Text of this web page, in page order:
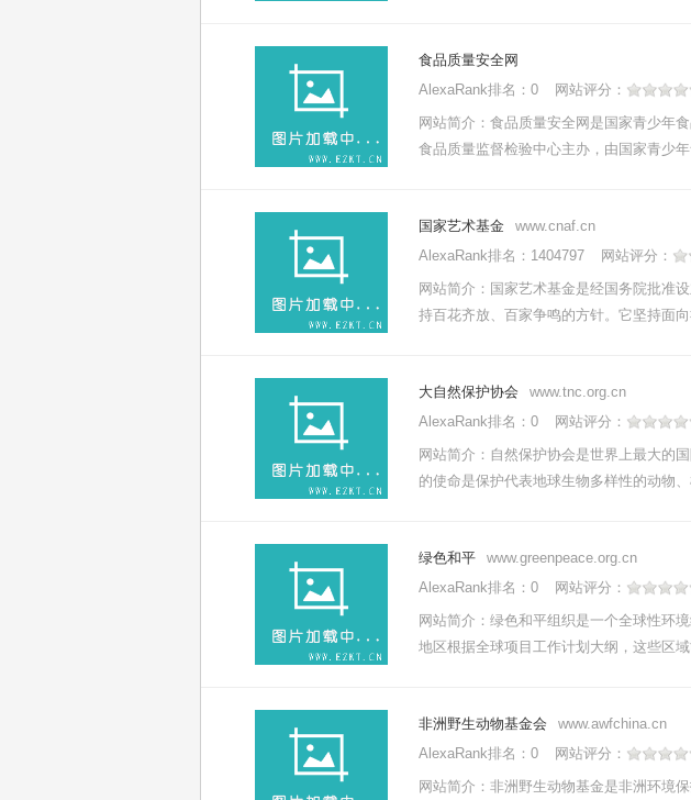
食品质量安全网
AlexaRank排名： 0 网站评分：
网站简介：食品质量安全网是国家青少年
食品质量监督检验中心主办，由国家青少
国家艺术基金
www.cnaf.cn
AlexaRank排名： 1404797 网站评分：
网站简介：国家艺术基金是经国务院批准
持百花齐放、百家争鸣的方针。它坚持面
大自然保护协会
www.tnc.org.cn
AlexaRank排名： 0 网站评分：
网站简介：自然保护协会是世界上最大的
的使命是保护代表地球生物多样性的动物
绿色和平
www.greenpeace.org.cn
AlexaRank排名： 0 网站评分：
网站简介：绿色和平组织是一个全球性环
地区根据全球项目工作计划大纲，这些区
非洲野生动物基金会
www.awfchina.cn
AlexaRank排名： 0 网站评分：
网站简介：非洲野生动物基金是非洲环境